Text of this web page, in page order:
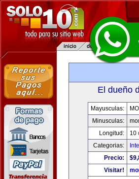
El dueño
Mayusculas:
Minusculas:
Longitud:
10
Categorias:
Precio:
Visitar!